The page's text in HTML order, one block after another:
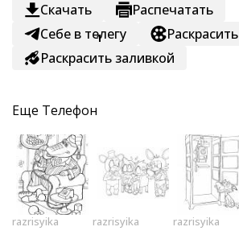
Скачать
Распечатать
Себе в телегу
Раскрасить
1
Раскрасить заливкой
Еще Телефон
razrisyika razrisyika razrisyika